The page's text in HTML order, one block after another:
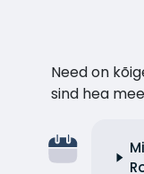
Need on
sind hea